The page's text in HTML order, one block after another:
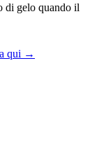
di gelo quando il
qui →